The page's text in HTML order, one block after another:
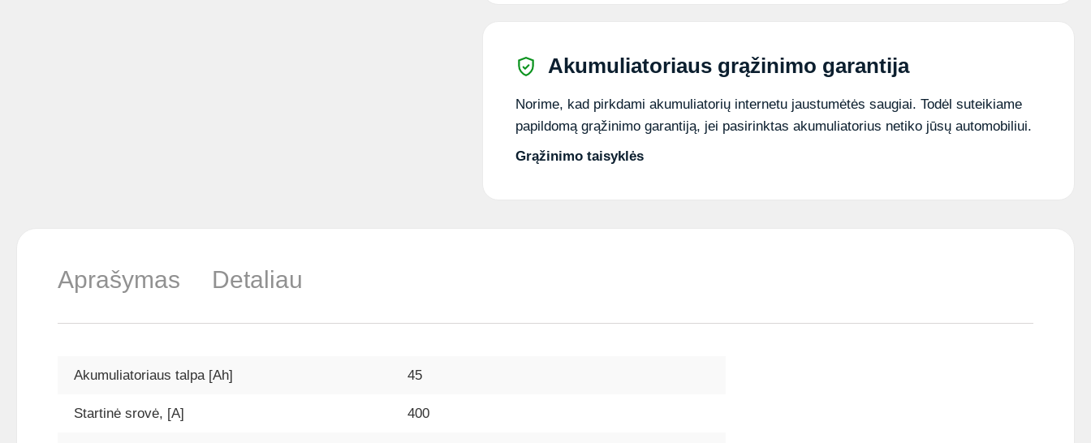
Akumuliatoriaus grąžinimo garantija
Norime, kad pirkdami akumuliatorių internetu jaustumėtės saugiai. Todėl suteikiame
papildomą grąžinimo garantiją, jei pasirinktas akumuliatorius netiko jūsų automobiliui.
Grąžinimo taisyklės
Aprašymas Detaliau
Akumuliatoriaus talpa [Ah] 45
Startinė srovė, [A] 400